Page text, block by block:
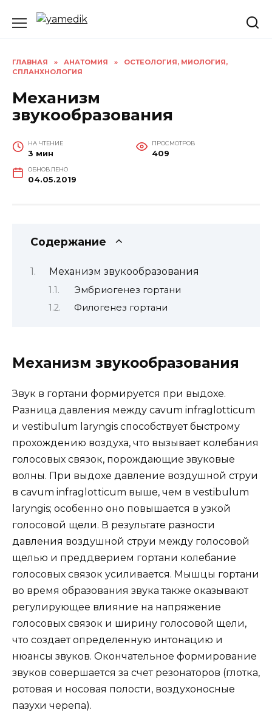
ГЛАВНАЯ » АНАТОМИЯ »
ОСТЕОЛОГИЯ, МИОЛОГИЯ,
СПЛАНХНОЛОГИЯ
Механизм
звукообразования
НА ЧТЕНИЕ
3 мин
ПРОСМОТРОВ
409
ОБНОВЛЕНО
04.05.2019
Содержание
Механизм звукообразования
Эмбриогенез гортани
Филогенез гортани
Механизм звукообразования
Звук в гортани формируется при выдохе.
Разница давления между саvum infraglotticum
и vestibulum laryngis способствует быстрому
прохождению воздуха, что вызывает колебания
голосовых связок, порождающие звуковые
волны. При выдохе давление воздушной струи
в cavum infraglotticum выше, чем в vestibulum
laryngis; особенно оно повышается в узкой
голосовой щели. В результате разности
давления воздушной струи между голосовой
щелью и преддверием гортани колебание
голосовых связок усиливается. Мышцы гортани
во время образования звука также оказывают
регулирующее влияние на напряжение
голосовых связок и ширину голосовой щели,
что создает определенную интонацию и
нюансы звуков. Окончательное формирование
звуков совершается за счет резонаторов (глотка,
ротовая и носовая полости, воздухоносные
пазухи черепа).